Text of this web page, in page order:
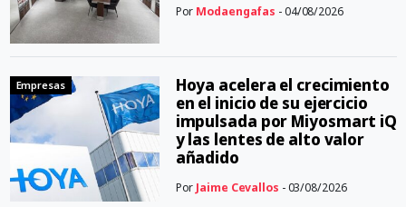
Por Modaengafas - 04/08/2026
Empresas
Hoya acelera el crecimiento
en el inicio de su ejercicio
impulsada por Miyosmart iQ
y las lentes de alto valor
añadido
Por Jaime Cevallos - 03/08/2026